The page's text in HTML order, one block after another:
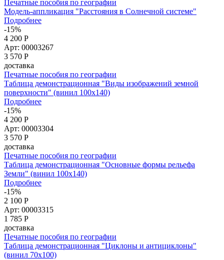
Печатные пособия по географии
Модель-аппликация "Расстояния в Солнечной системе"
Подробнее
-15%
4 200 Р
Арт: 00003267
3 570 Р
доставка
Печатные пособия по географии
Таблица демонстрационная "Виды изображений земной
поверхности" (винил 100х140)
Подробнее
-15%
4 200 Р
Арт: 00003304
3 570 Р
доставка
Печатные пособия по географии
Таблица демонстрационная "Основные формы рельефа
Земли" (винил 100х140)
Подробнее
-15%
2 100 Р
Арт: 00003315
1 785 Р
доставка
Печатные пособия по географии
Таблица демонстрационная "Циклоны и антициклоны"
(винил 70х100)